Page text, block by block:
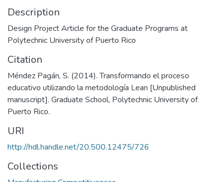
Description
Design Project Article for the Graduate Programs at
Polytechnic University of Puerto Rico
Citation
Méndez Pagán, S. (2014). Transformando el proceso
educativo utilizando la metodología Lean [Unpublished
manuscript]. Graduate School, Polytechnic University of
Puerto Rico.
URI
http://hdl.handle.net/20.500.12475/726
Collections